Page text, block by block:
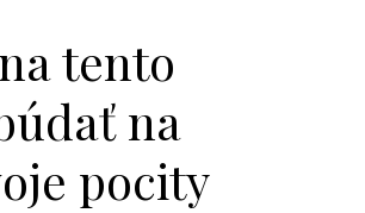
tento
na
pocity